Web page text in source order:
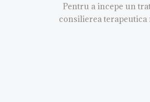
Pentru a incepe un
consilierea terapeutica